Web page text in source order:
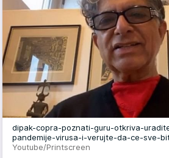
dipak-copra-poznati-guru-otkriva-
pandemije-virusa-i-verujte-da-ce-sve-
Youtube/Printscreen